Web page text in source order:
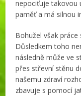
nepociťuje takovou
paměť a má silnou
Bohužel však
Důsledkem toho
následně může ve
přes střevní stěnu
našemu zdraví
zbavuje s pomocí